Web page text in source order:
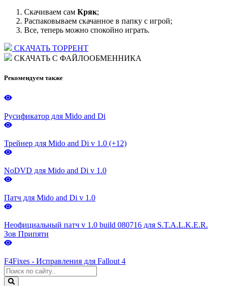
Скачиваем сам Кряк;
Распаковываем скачанное в папку с игрой;
Все, теперь можно спокойно играть.
СКАЧАТЬ ТОРРЕНТ
СКАЧАТЬ С ФАЙЛООБМЕННИКА
Рекомендуем также
Русификатор для Mido and Di
Трейнер для Mido and Di v 1.0 (+12)
NoDVD для Mido and Di v 1.0
Патч для Mido and Di v 1.0
Неофициальный патч v 1.0 build 080716 для S.T.A.L.K.E.R.
Зов Припяти
F4Fixes - Исправления для Fallout 4